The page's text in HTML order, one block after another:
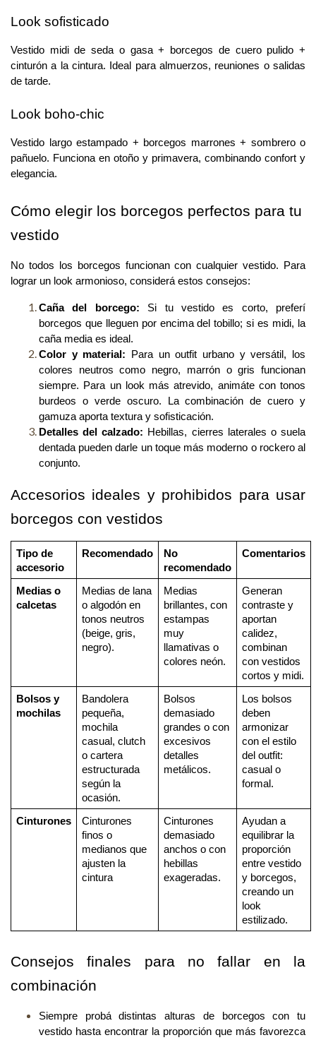
Look sofisticado
Vestido midi de seda o gasa + borcegos de cuero pulido +
cinturón a la cintura. Ideal para almuerzos, reuniones o salidas
de tarde.
Look boho-chic
Vestido largo estampado + borcegos marrones + sombrero o
pañuelo. Funciona en otoño y primavera, combinando confort y
elegancia.
Cómo elegir los borcegos perfectos para tu
vestido
No todos los borcegos funcionan con cualquier vestido. Para
lograr un look armonioso, considerá estos consejos:
Caña del borcego: Si tu vestido es corto, preferí
borcegos que lleguen por encima del tobillo; si es midi, la
caña media es ideal.
Color y material: Para un outfit urbano y versátil, los
colores neutros como negro, marrón o gris funcionan
siempre. Para un look más atrevido, animáte con tonos
burdeos o verde oscuro. La combinación de cuero y
gamuza aporta textura y sofisticación.
Detalles del calzado: Hebillas, cierres laterales o suela
dentada pueden darle un toque más moderno o rockero al
conjunto.
Accesorios ideales y prohibidos para usar
borcegos con vestidos
Tipo de
accesorio
Recomendado
No
recomendado
Comentarios
Medias o
calcetas
Medias de lana
o algodón en
tonos neutros
(beige, gris,
negro).
Medias
brillantes, con
estampas
muy
llamativas o
colores neón.
Generan
contraste y
aportan
calidez,
combinan
con vestidos
cortos y midi.
Bolsos y
mochilas
Bandolera
pequeña,
mochila
casual, clutch
o cartera
estructurada
según la
ocasión.
Bolsos
demasiado
grandes o con
excesivos
detalles
metálicos.
Los bolsos
deben
armonizar
con el estilo
del outfit:
casual o
formal.
Cinturones
Cinturones
finos o
medianos que
ajusten la
cintura
Cinturones
demasiado
anchos o con
hebillas
exageradas.
Ayudan a
equilibrar la
proporción
entre vestido
y borcegos,
creando un
look
estilizado.
Consejos finales para no fallar en la
combinación
Siempre probá distintas alturas de borcegos con tu
vestido hasta encontrar la proporción que más favorezca